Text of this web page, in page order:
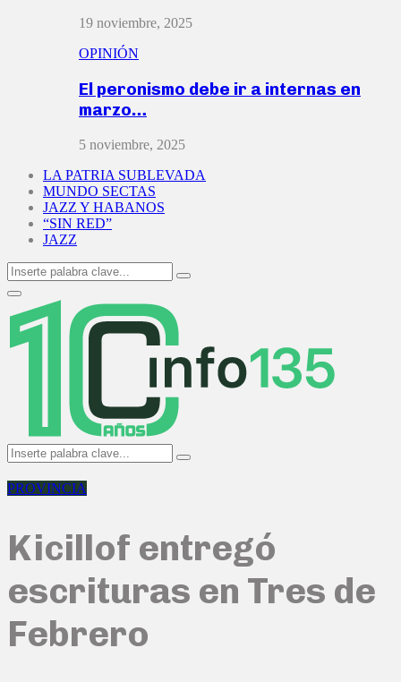
19 noviembre, 2025
OPINIÓN
El peronismo debe ir a internas en
marzo…
5 noviembre, 2025
LA PATRIA SUBLEVADA
MUNDO SECTAS
JAZZ Y HABANOS
“SIN RED”
JAZZ
Search
for:
Search
Primary
Menu
Search
for:
Search
PROVINCIA
Kicillof entregó
escrituras en Tres de
Febrero